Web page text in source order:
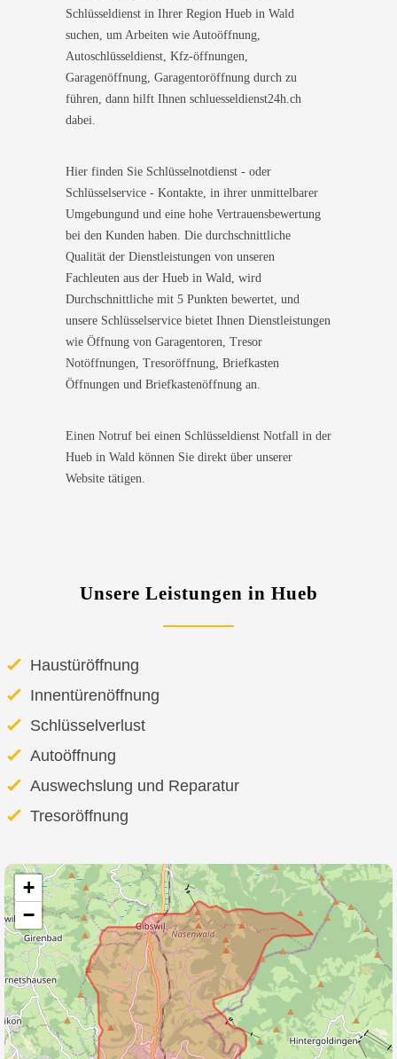
Schlüsseldienst in Ihrer Region Hueb in Wald
suchen, um Arbeiten wie Autoöffnung,
Autoschlüsseldienst, Kfz-öffnungen,
Garagenöffnung, Garagentoröffnung durch zu
führen, dann hilft Ihnen schluesseldienst24h.ch
dabei.
Hier finden Sie Schlüsselnotdienst - oder
Schlüsselservice - Kontakte, in ihrer unmittelbarer
Umgebungund und eine hohe Vertrauensbewertung
bei den Kunden haben. Die durchschnittliche
Qualität der Dienstleistungen von unseren
Fachleuten aus der Hueb in Wald, wird
Durchschnittliche mit 5 Punkten bewertet, und
unsere Schlüsselservice bietet Ihnen Dienstleistungen
wie Öffnung von Garagentoren, Tresor
Notöffnungen, Tresoröffnung, Briefkasten
Öffnungen und Briefkastenöffnung an.
Einen Notruf bei einen Schlüsseldienst Notfall in der
Hueb in Wald können Sie direkt über unserer
Website tätigen.
Unsere Leistungen in Hueb
Haustüröffnung
Innentürenöffnung
Schlüsselverlust
Autoöffnung
Auswechslung und Reparatur
Tresoröffnung
+
−